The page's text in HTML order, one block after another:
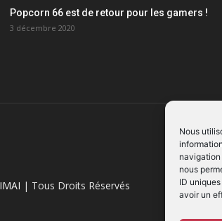
Nous
nous
ID
avoir un
Popcorn 66 est de retour pour les gamers !
3 décembre 2020
| Tous Droits Réservés